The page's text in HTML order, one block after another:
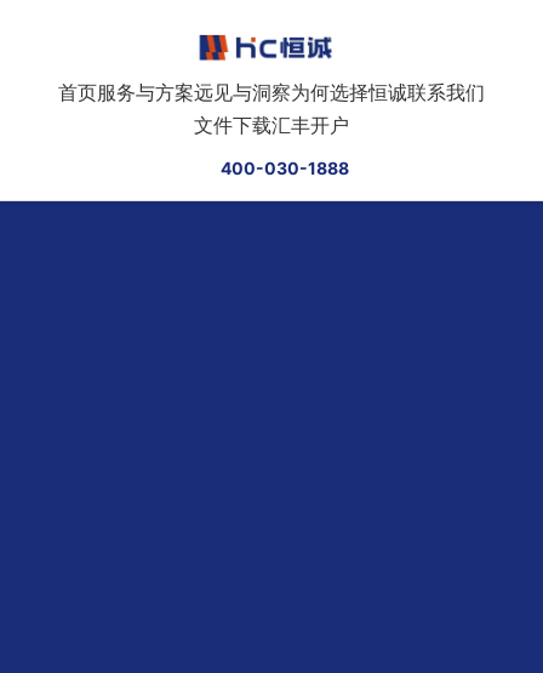
首页服务与方案远见与洞察为何选择恒诚联系我们
文件下载汇丰开户
400-030-1888